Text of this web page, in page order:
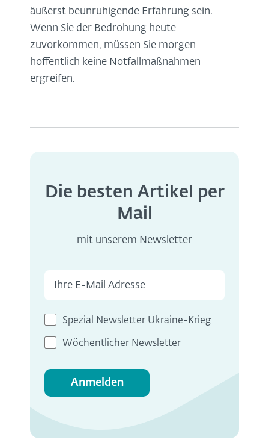
äußerst beunruhigende Erfahrung sein.
Wenn Sie der Bedrohung heute
zuvorkommen, müssen Sie morgen
hoffentlich keine Notfallmaßnahmen
ergreifen.
Die besten Artikel per
Mail
mit unserem Newsletter
Spezial Newsletter Ukraine-Krieg
Wöchentlicher Newsletter
Anmelden